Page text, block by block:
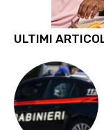
ULTIMI